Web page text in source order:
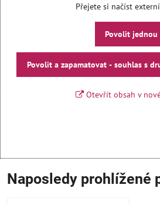
Přejete si načíst
Povolit jednou
Povolit a zapamatovat - souhlas s
Otevřít obsah v
Naposledy prohlížené